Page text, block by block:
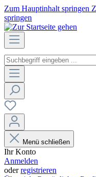
Zum Hauptinhalt springen
springen
Menü schließen
Ihr Konto
Anmelden
oderregistrieren